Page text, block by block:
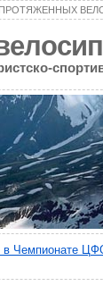
в Чемпионате